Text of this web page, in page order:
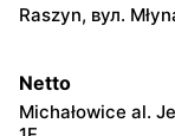
Raszyn, вул.
Netto
Michałowice al.